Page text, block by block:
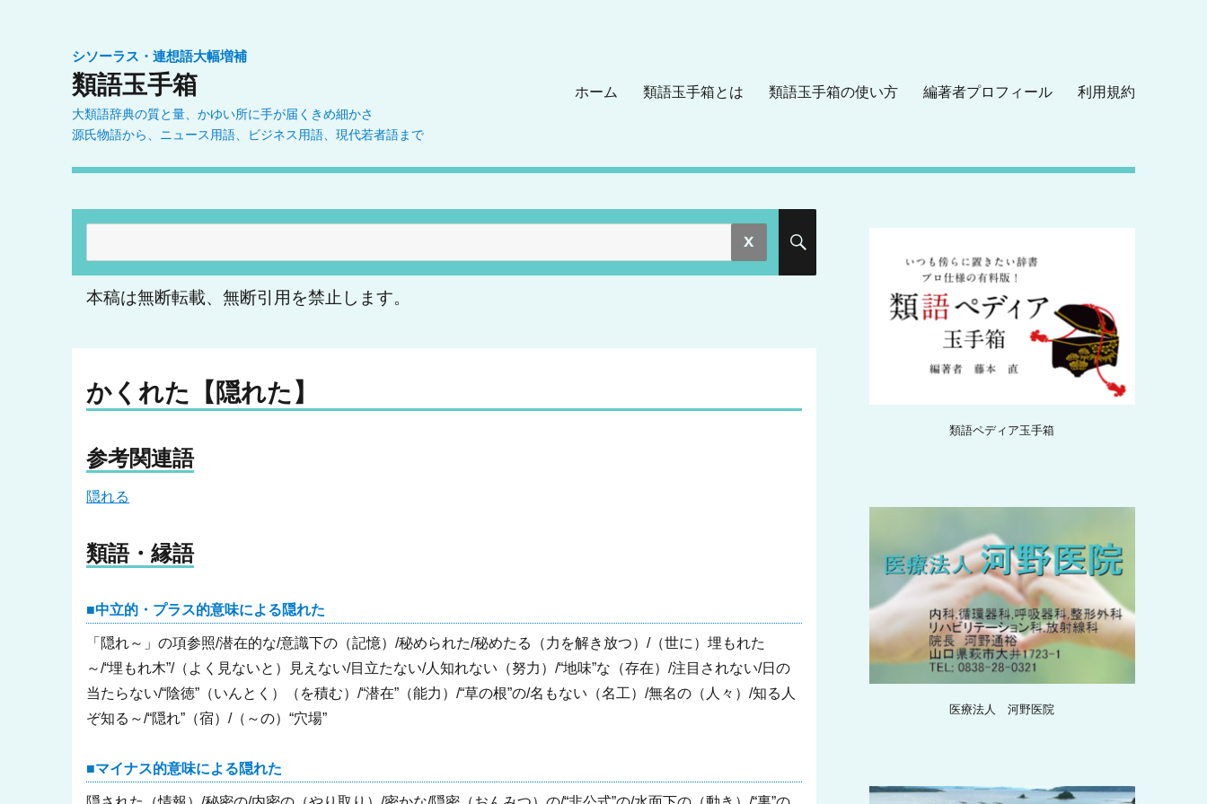
シソーラス・連想語大幅増補
類語玉手箱
大類語辞典の質と量、かゆい所に手が届くきめ細かさ
源氏物語から、ニュース用語、ビジネス用語、現代若者語まで
ホーム 類語玉手箱とは 類語玉手箱の使い方 編著者プロフィール 利用規約
索:
本稿は無断転載、無断引用を禁止します。
かくれた【隠れた】
参考関連語
隠れる
類語・縁語
中立的・プラス的意味による隠れた
「隠れ～」の項参照/潜在的な/意識下の（記憶）/秘められた/秘めたる（力を解き放つ）/（世に）埋もれた
～/“埋もれ木”/（よく見ないと）見えない/目立たない/人知れない（努力）/“地味”な（存在）/注目されない/日の
当たらない/“陰徳”（いんとく）（を積む）/“潜在”（能力）/“草の根”の/名もない（名工）/無名の（人々）/知る人
ぞ知る～/“隠れ”（宿）/（～の）“穴場”
マイナス的意味による隠れた
類語ペディア玉手箱
医療法人 河野医院